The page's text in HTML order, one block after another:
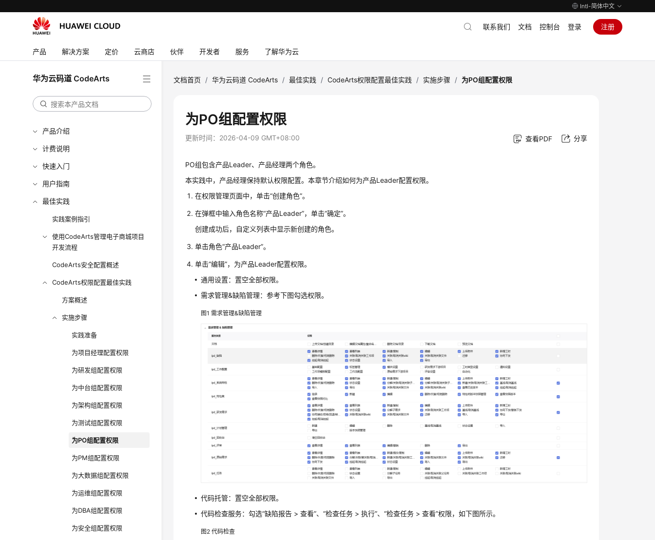
Intl-简体中文
产品 解决方案 定价 云商店 伙伴 开发者 服务 了解华为云
联系我们 文档 控制台 登录 注册
华为云码道 CodeArts
产品介绍
计费说明
快速入门
用户指南
最佳实践
实践案例指引
使用CodeArts管理电子商城项目
开发流程
CodeArts安全配置概述
CodeArts权限配置最佳实践
方案概述
实施步骤
实践准备
为项目经理配置权限
为研发组配置权限
为中台组配置权限
为架构组配置权限
为测试组配置权限
为PO组配置权限
为PM组配置权限
为大数据组配置权限
为运维组配置权限
为DBA组配置权限
为安全组配置权限
文档首页 / 华为云码道 CodeArts / 最佳实践 / CodeArts权限配置最佳实践 / 实施步骤 / 为PO组配置权限
为PO组配置权限
更新时间： 2026-04-09 GMT+08:00 查看PDF 分享
PO组包含产品Leader、产品经理两个角色。
本实践中，产品经理保持默认权限配置。本章节介绍如何为产品Leader配置权限。
在权限管理页面中，单击“创建角色”。
在弹框中输入角色名称“产品Leader”，单击“确定”。
创建成功后，自定义列表中显示新创建的角色。
单击角色“产品Leader”。
单击“编辑”，为产品Leader配置权限。
通用设置：置空全部权限。
需求管理&缺陷管理：参考下图勾选权限。
图1需求管理&缺陷管理
代码托管：置空全部权限。
代码检查服务：勾选“缺陷报告 > 查看”、“检查任务 > 执行”、“检查任务 > 查看”权限，如下图所示。
图2代码检查